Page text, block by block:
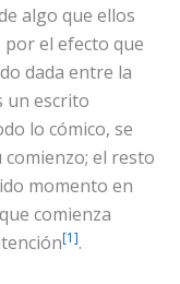
algo que ellos
el efecto que
dada entre la
un escrito
lo cómico, se
comienzo; el resto
momento en
comienza
[1].